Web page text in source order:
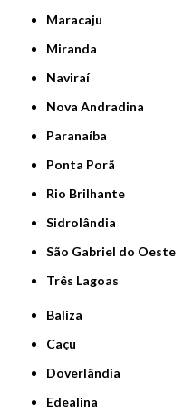
Maracaju
Miranda
Naviraí
Nova Andradina
Paranaíba
Ponta Porã
Rio Brilhante
Sidrolândia
São Gabriel do Oeste
Três Lagoas
Baliza
Caçu
Doverlândia
Edealina